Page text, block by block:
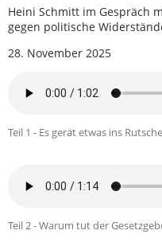
Heini Schmitt im Gespräch
gegen politische
28. November 2025
Teil 1 - Es gerät etwas ins
Teil 2 - Warum tut der